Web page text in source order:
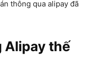
thông qua alipay đã
Alipay thế